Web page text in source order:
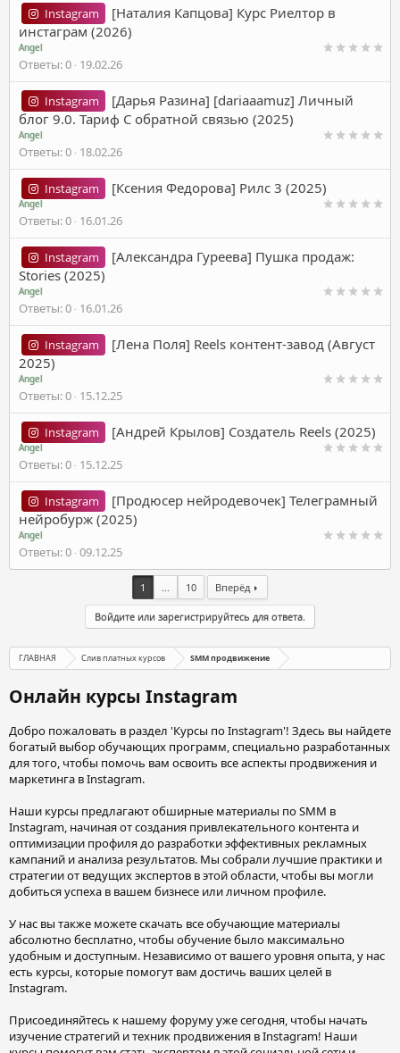
Instagram
[Наталия Капцова] Курс Риелтор в
инстаграм (2026)
Angel
Ответы 0 19.02.26
Instagram
[Дарья Разина] [dariaaamuz] Личный
блог 9.0. Тариф С обратной связью (2025)
Angel
Ответы 0 18.02.26
Instagram [Ксения Федорова] Рилс 3 (2025)
Angel
Ответы 0 16.01.26
Instagram
[Александра Гуреева] Пушка продаж:
Stories (2025)
Angel
Ответы 0 16.01.26
Instagram
[Лена Поля] Reels контент-завод (Август
2025)
Angel
Ответы 0 15.12.25
Instagram [Андрей Крылов] Создатель Reels (2025)
Angel
Ответы 0 15.12.25
Instagram
[Продюсер нейродевочек] Телеграмный
нейробурж (2025)
Angel
Ответы 0 09.12.25
1 ... 10 Вперёд
Войдите или зарегистрируйтесь для ответа.
ГЛАВНАЯ Слив платных курсов SMM продвижение
Онлайн курсы Instagram
Добро пожаловать в раздел 'Курсы по Instagram'! Здесь вы найдете
богатый выбор обучающих программ, специально разработанных
для того, чтобы помочь вам освоить все аспекты продвижения и
маркетинга в Instagram.
Наши курсы предлагают обширные материалы по SMM в
Instagram, начиная от создания привлекательного контента и
оптимизации профиля до разработки эффективных рекламных
кампаний и анализа результатов. Мы собрали лучшие практики и
стратегии от ведущих экспертов в этой области, чтобы вы могли
добиться успеха в вашем бизнесе или личном профиле.
У нас вы также можете скачать все обучающие материалы
абсолютно бесплатно, чтобы обучение было максимально
удобным и доступным. Независимо от вашего уровня опыта, у нас
есть курсы, которые помогут вам достичь ваших целей в
Instagram.
Присоединяйтесь к нашему форуму уже сегодня, чтобы начать
изучение стратегий и техник продвижения в Instagram! Наши